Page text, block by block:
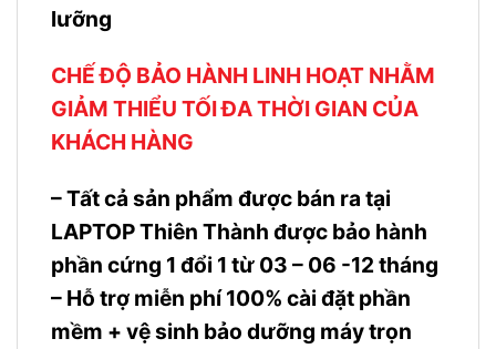
lưỡng
CHẾ ĐỘ BẢO HÀNH LINH HOẠT NHẰM
GIẢM THIỂU TỐI ĐA THỜI GIAN CỦA
KHÁCH HÀNG
– Tất cả sản phẩm được bán ra tại
LAPTOP Thiên Thành được bảo hành
phần cứng 1 đổi 1 từ 03 – 06 -12 tháng
– Hỗ trợ miễn phí 100% cài đặt phần
mềm + vệ sinh bảo dưỡng máy trọn